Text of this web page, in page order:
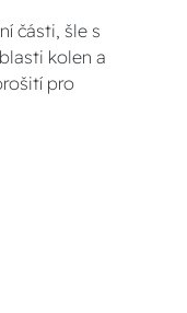
části, šle s
kolen a
pro